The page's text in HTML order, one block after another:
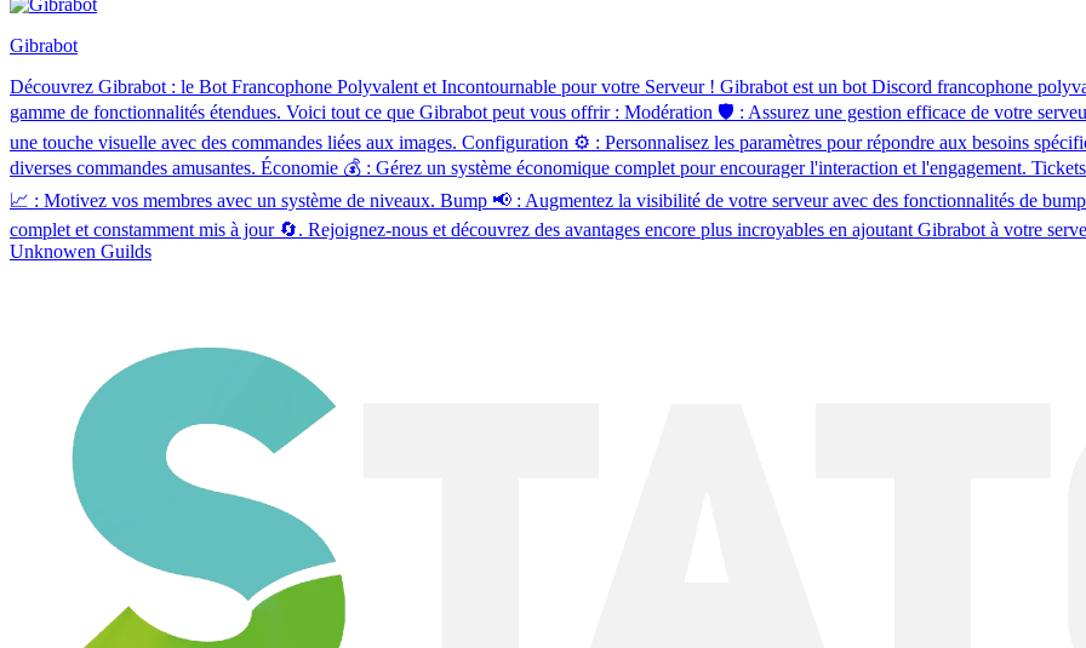
Gibrabot
Découvrez Gibrabot : le Bot Francophone Polyvalent et Incontournable pour votre Serveur ! Gibrabot est un bot Discord francophone
gamme de fonctionnalités étendues. Voici tout ce que Gibrabot peut vous offrir : Modération 🛡️ : Assurez une gestion efficace de votre
une touche visuelle avec des commandes liées aux images. Configuration ⚙️ : Personnalisez les paramètres pour répondre aux besoins
diverses commandes amusantes. Économie 💰 : Gérez un système économique complet pour encourager l'interaction et l'engagement.
📈 : Motivez vos membres avec un système de niveaux. Bump 📢 : Augmentez la visibilité de votre serveur avec des fonctionnalités de
complet et constamment mis à jour 🔄. Rejoignez-nous et découvrez des avantages encore plus incroyables en ajoutant Gibrabot à votre
Unknowen Guilds